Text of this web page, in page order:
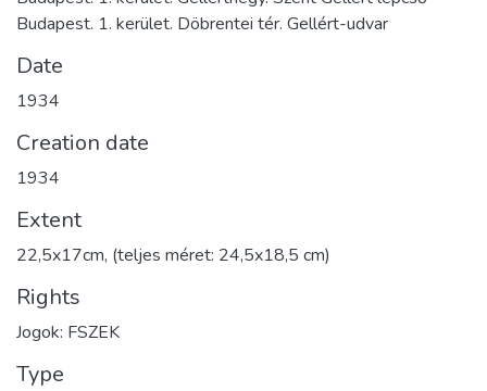
Budapest. 1. kerület. Döbrentei tér. Gellért-udvar
Date
1934
Creation date
1934
Extent
22,5x17cm, (teljes méret: 24,5x18,5 cm)
Rights
Jogok: FSZEK
Type